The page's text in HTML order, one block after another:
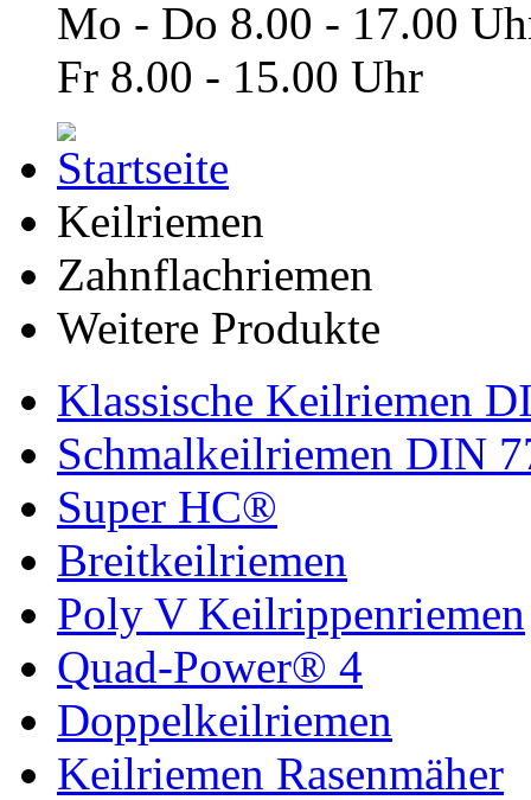
Mo - Do 8.00 - 17.00
Fr 8.00 - 15.00 Uhr
Keilriemen
Zahnflachriemen
Weitere Produkte
Klassische Keilriemen
Schmalkeilriemen DIN
Super HC®
Breitkeilriemen
Poly V Keilrippenriemen
Quad-Power® 4
Doppelkeilriemen
Keilriemen Rasenmäher